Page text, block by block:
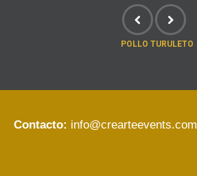
POLLO TURULETO
Contacto: info@crearteevents.com